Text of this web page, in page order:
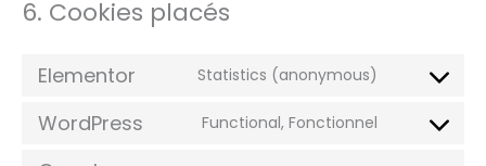
6. Cookies placés
Elementor Statistics (anonymous)
WordPress Functional, Fonctionnel